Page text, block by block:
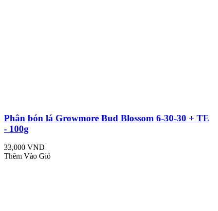
Phân bón lá Growmore Bud Blossom 6-30-30 + TE
- 100g
33,000 VND
Thêm Vào Giỏ